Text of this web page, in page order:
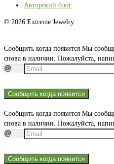
Авторский блог
© 2026 Extreme Jewelry
Сообщить когда появится Мы
снова в наличии. Пожалуйста,
Сообщить когда появится
Сообщить когда появится Мы
снова в наличии. Пожалуйста,
Сообщить когда появится